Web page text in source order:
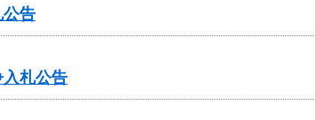
公告
札公告